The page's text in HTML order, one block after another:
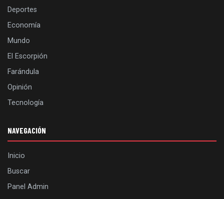
Deportes
Economía
Mundo
El Escorpión
Farándula
Opinión
Tecnología
NAVEGACIÓN
Inicio
Buscar
Panel Admin